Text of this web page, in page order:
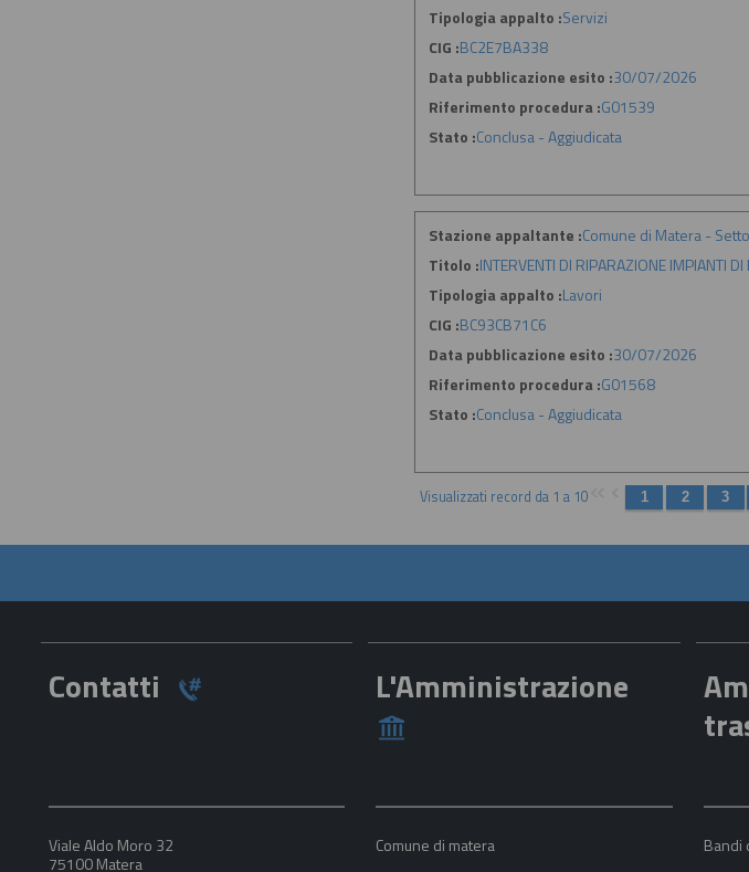
Tipologia appalto :Servizi
CIG :BC2E7BA338
Data pubblicazione esito :30/07/2026
Riferimento procedura :G01539
Stato :Conclusa - Aggiudicata
Stazione appaltante :Comune di Matera -
Titolo :INTERVENTI DI RIPARAZIONE IMPIANTI
Tipologia appalto :Lavori
CIG :BC93CB71C6
Data pubblicazione esito :30/07/2026
Riferimento procedura :G01568
Stato :Conclusa - Aggiudicata
Visualizzati record da 1 a 10
Contatti L'Amministrazione
Viale Aldo Moro 32
75100 Matera
Comune di matera Bandi